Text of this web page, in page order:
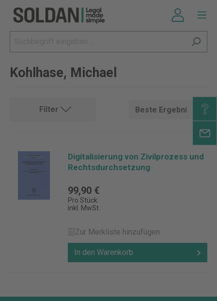
Kohlhase, Michael
Filter
Digitalisierung von Zivilprozess und
Rechtsdurchsetzung
99,90 €
Pro Stück
inkl. MwSt.
Zur Merkliste hinzufügen
In den Warenkorb